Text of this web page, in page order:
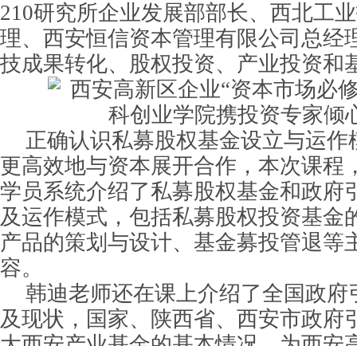
210研究所企业发展部部长、西北工
理、西安恒信资本管理有限公司总经
技成果转化、股权投资、产业投资和
正确认识私募股权基金设立与运作
更高效地与资本展开合作，本次课程
学员系统介绍了私募股权基金和政府
及运作模式，包括私募股权投资基金
产品的策划与设计、基金募投管退等
容。
韩迪老师还在课上介绍了全国政府
及现状，国家、陕西省、西安市政府